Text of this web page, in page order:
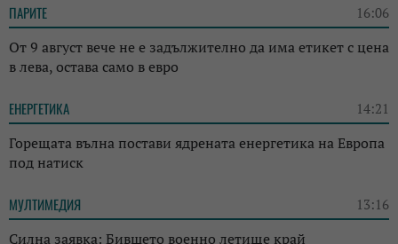
ПАРИТЕ 16:06
От 9 август вече не е задължително да има етикет с цена
в лева, остава само в евро
ЕНЕРГЕТИКА 14:21
Горещата вълна постави ядрената енергетика на Европа
под натиск
МУЛТИМЕДИЯ 13:16
Силна заявка: Бившето военно летище край